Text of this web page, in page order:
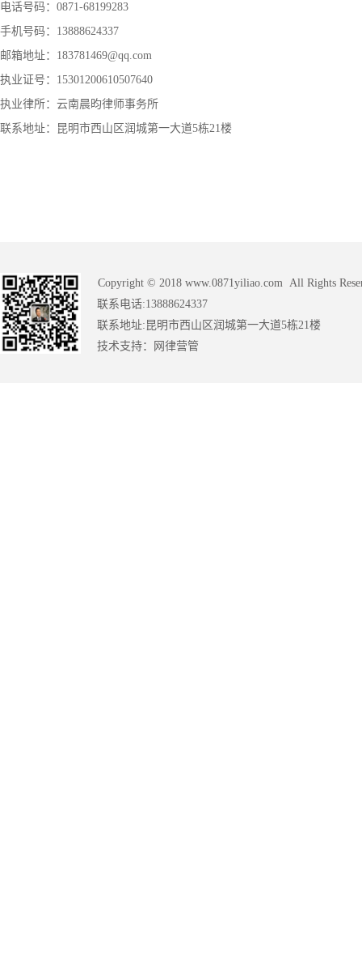
电话号码：0871-68199283
手机号码：13888624337
邮箱地址：183781469@qq.com
执业证号：15301200610507640
执业律所：云南晨昀律师事务所
联系地址：昆明市西山区润城第一大道5栋21楼
Copyright © 2018 www.0871yiliao.com All Rights
联系电话:13888624337
联系地址:昆明市西山区润城第一大道5栋21楼
技术支持：
网律营管